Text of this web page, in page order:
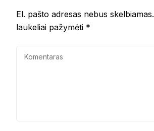
El. pašto adresas nebus skelbiamas.
laukeliai pažymėti *